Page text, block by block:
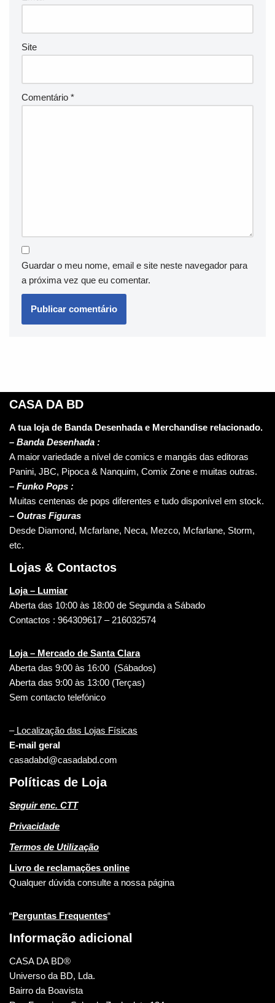
Site
Comentário *
Guardar o meu nome, email e site neste navegador para
a próxima vez que eu comentar.
CASA DA BD
A tua loja de Banda Desenhada e Merchandise relacionado.
– Banda Desenhada :
A maior variedade a nível de comics e mangás das editoras
Panini, JBC, Pipoca & Nanquim, Comix Zone e muitas outras.
– Funko Pops :
Muitas centenas de pops diferentes e tudo disponível em stock.
– Outras Figuras
Desde Diamond, Mcfarlane, Neca, Mezco, Mcfarlane, Storm,
etc.
Lojas & Contactos
Loja – Lumiar
Aberta das 10:00 às 18:00 de Segunda a Sábado
Contactos : 964309617 – 216032574
Loja – Mercado de Santa Clara
Aberta das 9:00 às 16:00 (Sábados)
Aberta das 9:00 às 13:00 (Terças)
Sem contacto telefónico
–Localização das Lojas Físicas
E-mail geral
casadabd@casadabd.com
Políticas de Loja
Seguir enc. CTT
Privacidade
Termos de Utilização
Livro de reclamações online
Qualquer dúvida consulte a nossa página
“Perguntas Frequentes“
Informação adicional
CASA DA BD®
Universo da BD, Lda.
Bairro da Boavista